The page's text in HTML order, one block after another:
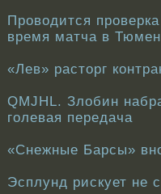
Проводится
время матча в
«Лев» расторг
QMJHL. Злобин
голевая передача
«Снежные Барсы»
Эсплунд рискует не